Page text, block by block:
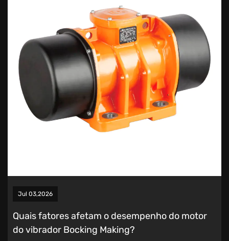
Jul 03,2026
Quais fatores afetam o desempenho do motor
do vibrador Bocking Making?